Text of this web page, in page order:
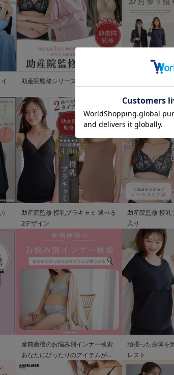
助産院監修シリーズ
助産院監修 授乳ブラキャミ 選べる
2デザイン
助産院監修 授乳
入り
産前産後のお悩み別インナー検索
あなたにぴったりのアイテムが見
つかる
頑張った身体を
レスト